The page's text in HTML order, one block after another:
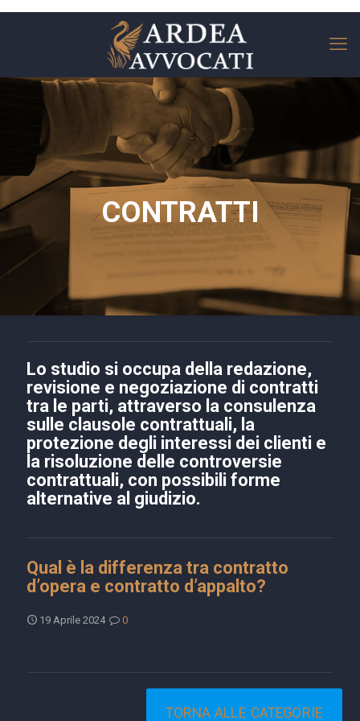
CONTRATTI
Lo studio si occupa della redazione,
revisione e negoziazione di contratti
tra le parti, attraverso la consulenza
sulle clausole contrattuali, la
protezione degli interessi dei clienti e
la risoluzione delle controversie
contrattuali, con possibili forme
alternative al giudizio.
Qual è la differenza tra contratto
d’opera e contratto d’appalto?
19 Aprile 2024 0
TORNA ALLE CATEGORIE